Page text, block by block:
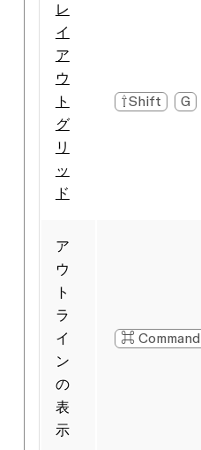
レ
イ
ア
ウ
ト
グ
リ
ッ
ド
⇧Shift G
ア
ウ
ト
ラ
イ
ン
の
表
示
⌘ Command